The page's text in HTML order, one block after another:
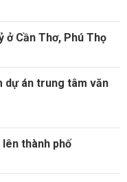
ở Cần Thơ, Phú Thọ
dự án trung tâm văn
lên thành phố